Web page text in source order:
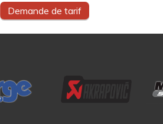
Demande de tarif